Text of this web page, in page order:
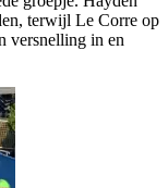
terwijl Le Corre op
versnelling in en